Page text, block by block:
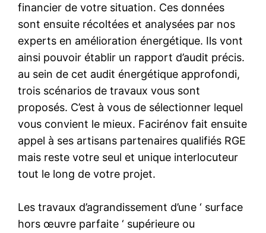
financier de votre situation. Ces données
sont ensuite récoltées et analysées par nos
experts en amélioration énergétique. Ils vont
ainsi pouvoir établir un rapport d’audit précis.
au sein de cet audit énergétique approfondi,
trois scénarios de travaux vous sont
proposés. C’est à vous de sélectionner lequel
vous convient le mieux. Facirénov fait ensuite
appel à ses artisans partenaires qualifiés RGE
mais reste votre seul et unique interlocuteur
tout le long de votre projet.
Les travaux d’agrandissement d’une ‘ surface
hors œuvre parfaite ‘ supérieure ou